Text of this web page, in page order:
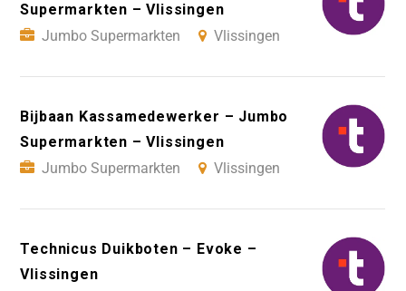
Supermarkten – Vlissingen
Jumbo Supermarkten
Vlissingen
Bijbaan Kassamedewerker – Jumbo
Supermarkten – Vlissingen
Jumbo Supermarkten
Vlissingen
Technicus Duikboten – Evoke –
Vlissingen